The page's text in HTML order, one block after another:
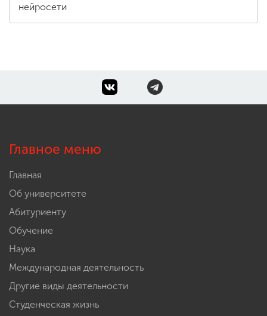
нейросети
Главное меню
Главная
Об университете
Абитуриенту
Обучение
Наука
Международная деятельность
Другие виды деятельности
Студенческая жизнь